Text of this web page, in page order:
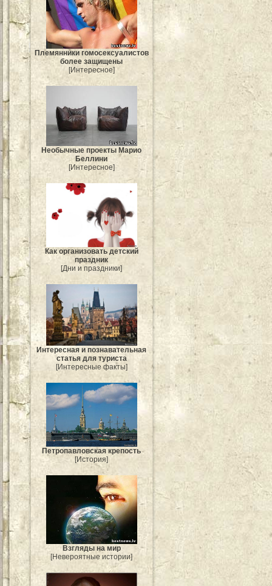
Племянники гомосексуалистов
более защищены
[Интересное]
Необычные проекты Марио
Беллини
[Интересное]
Как организовать детский
праздник
[Дни и праздники]
Интересная и познавательная
статья для туриста
[Интересные факты]
Петропавловская крепость
[История]
Взгляды на мир
[Невероятные истории]